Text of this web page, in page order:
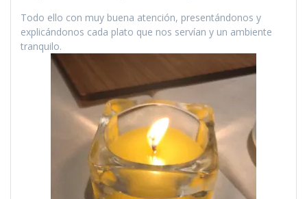
Todo ello con muy buena atención, presentándonos y
explicándonos cada plato que nos servían y un ambiente
tranquilo.